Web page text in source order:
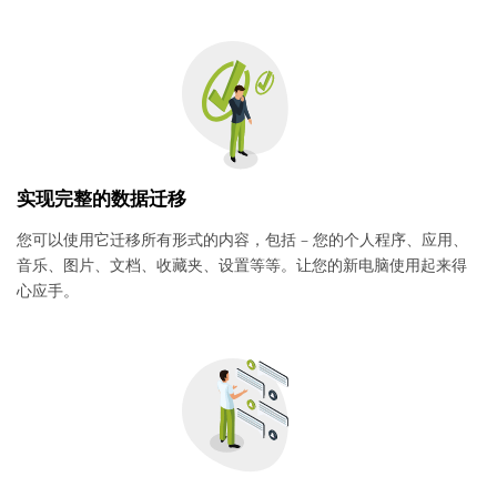
实现完整的数据迁移
您可以使用它迁移所有形式的内容，包括 – 您的个人程序、应用、
音乐、图片、文档、收藏夹、设置等等。让您的新电脑使用起来得
心应手。